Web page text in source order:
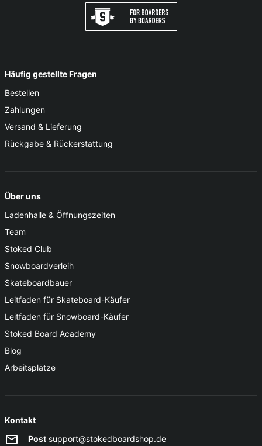
Häufig gestellte Fragen
Bestellen
Zahlungen
Versand & Lieferung
Rückgabe & Rückerstattung
Über uns
Ladenhalle & Öffnungszeiten
Team
Stoked Club
Snowboardverleih
Skateboardbauer
Leitfaden für Skateboard-Käufer
Leitfaden für Snowboard-Käufer
Stoked Board Academy
Blog
Arbeitsplätze
Kontakt
Post support@stokedboardshop.de